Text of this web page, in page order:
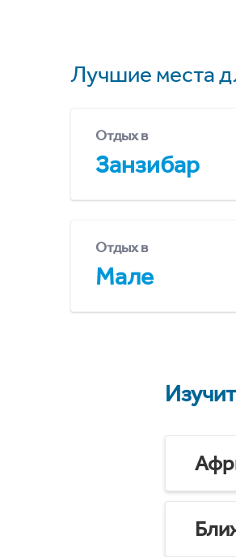
Лучшие места
Отдых в
Занзибар
Отдых в
Мале